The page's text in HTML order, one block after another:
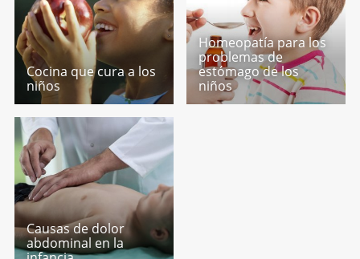
Cocina que cura a los
niños
Homeopatía para los
problemas de
estómago de los
niños
Causas de dolor
abdominal en la